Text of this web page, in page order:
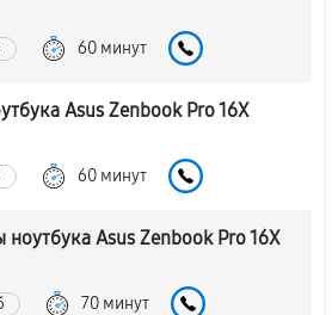
60 минут
Asus Zenbook Pro 16X
60 минут
Asus Zenbook Pro 16X
70 минут